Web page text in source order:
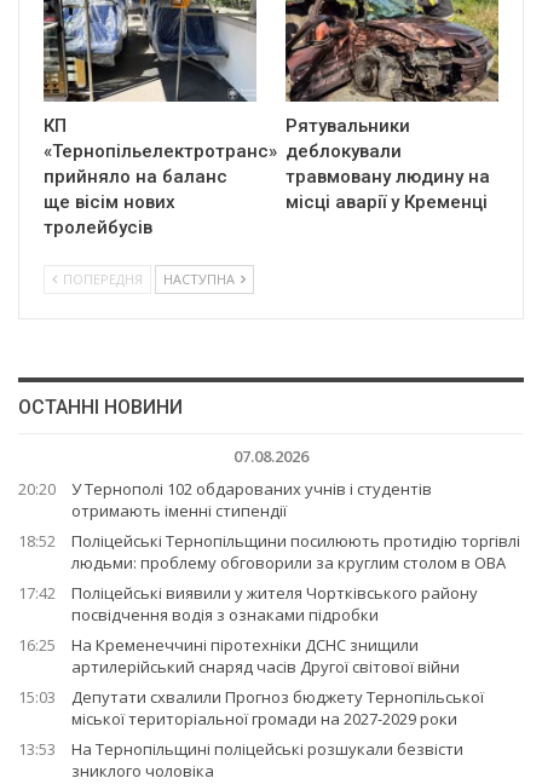
КП
«Тернопільелектротранс»
прийняло на баланс
ще вісім нових
тролейбусів
Рятувальники
деблокували
травмовану людину на
місці аварії у Кременці
ПОПЕРЕДНЯ НАСТУПНА
ОСТАННІ НОВИНИ
07.08.2026
20:20
У Тернополі 102 обдарованих учнів і студентів
отримають іменні стипендії
18:52
Поліцейські Тернопільщини посилюють протидію торгівлі
людьми: проблему обговорили за круглим столом в ОВА
17:42
Поліцейські виявили у жителя Чортківського району
посвідчення водія з ознаками підробки
16:25
На Кременеччині піротехніки ДСНС знищили
артилерійський снаряд часів Другої світової війни
15:03
Депутати схвалили Прогноз бюджету Тернопільської
міської територіальної громади на 2027-2029 роки
13:53
На Тернопільщині поліцейські розшукали безвісти
зниклого чоловіка